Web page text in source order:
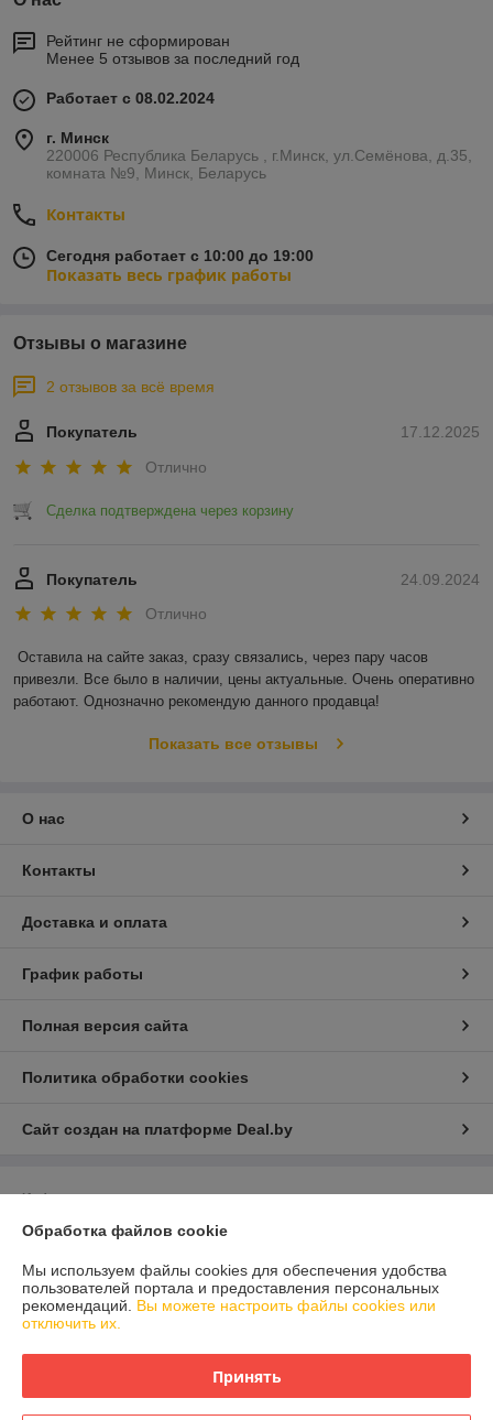
Рейтинг не сформирован
Менее 5 отзывов за последний год
Работает с 08.02.2024
г. Минск
220006 Республика Беларусь , г.Минск, ул.Семёнова, д.35,
комната №9, Минск, Беларусь
Контакты
Сегодня работает с 10:00 до 19:00
Показать весь график работы
Отзывы о магазине
2 отзывов за всё время
17.12.2025
Покупатель
Отлично
Сделка подтверждена через корзину
24.09.2024
Покупатель
Отлично
Оставила на сайте заказ, сразу связались, через пару часов
привезли. Все было в наличии, цены актуальные. Очень оперативно
работают. Однозначно рекомендую данного продавца!
Показать все отзывы
О нас
Контакты
Доставка и оплата
График работы
Полная версия сайта
Политика обработки cookies
Сайт создан на платформе Deal.by
Информация для покупателя
Юридическое лицо:Общество с ограниченой ответственностью
г.Минск ул.Семёнова д.35. каб.9
Регистрационный номер ЕГР: 193717200
Регистрационный орган: Минский горисполком
Обработка файлов cookie
Мы используем файлы cookies для обеспечения удобства
пользователей портала и предоставления персональных
рекомендаций. Вы можете настроить файлы cookies или
отключить их.
Принять